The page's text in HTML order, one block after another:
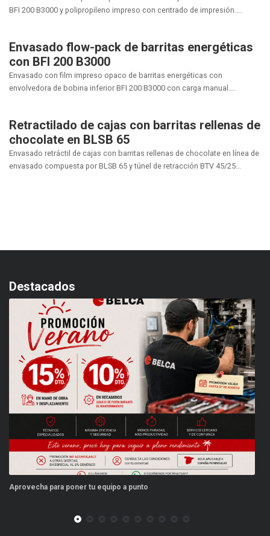
BFI 200 B3000 y polipropileno impreso con centrado de impresión....
Envasado flow-pack de barritas energéticas
con BFI 200 B3000
Envasado con film impreso opaco de barritas energéticas con
envolvedora de bobina inferior BFI 200 B3000 con carga manual....
Retractilado de cajas con barritas rellenas de
chocolate en BLSB 65
Envasado retráctil de cajas con barritas rellenas de chocolate en línea de
envasado compuesta por BLSB 65 y túnel de retracción BTV 45/25...
Destacados
poner tu equipo a punto